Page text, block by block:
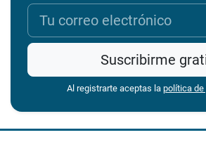
Suscribirme
Al registrarte aceptas la política de